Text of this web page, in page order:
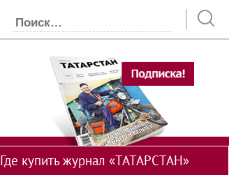
Где купить журнал «ТАТАРСТАН»